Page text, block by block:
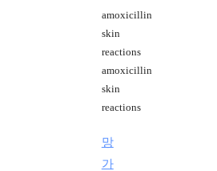
amoxicillin
skin
reactions
amoxicillin
skin
reactions
망
가